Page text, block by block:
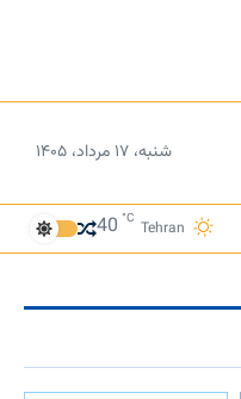
شنبه، ۱۷ مرداد، ۱۴۰۵
Tehran
40 °C